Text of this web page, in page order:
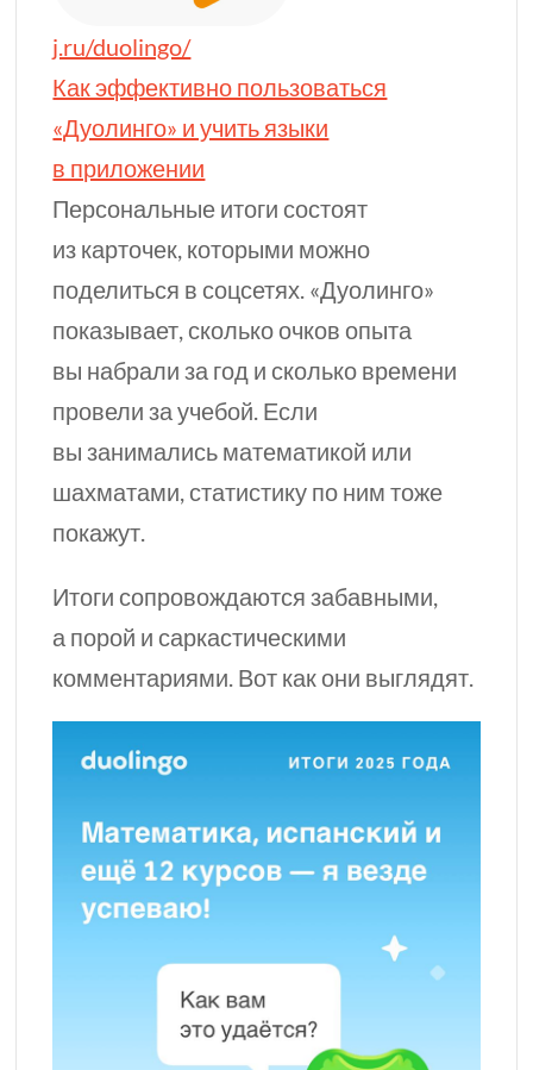
j.ru/duolingo/
Как эффективно пользоваться
«Дуолинго» и учить языки
в приложении
Персональные итоги состоят
из карточек, которыми можно
поделиться в соцсетях. «Дуолинго»
показывает, сколько очков опыта
вы набрали за год и сколько времени
провели за учебой. Если
вы занимались математикой или
шахматами, статистику по ним тоже
покажут.
Итоги сопровождаются забавными,
а порой и саркастическими
комментариями. Вот как они выглядят.